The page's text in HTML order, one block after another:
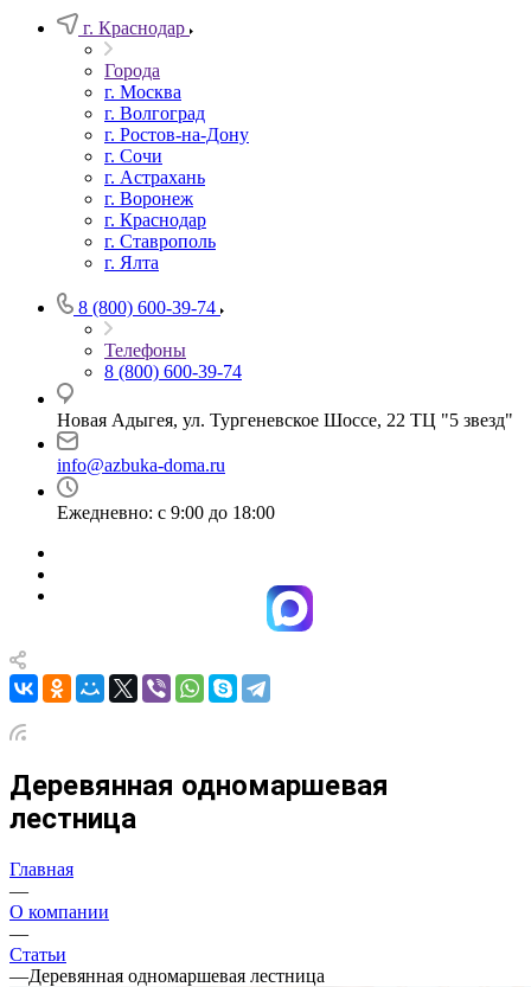
г. Краснодар
Города
г. Москва
г. Волгоград
г. Ростов-на-Дону
г. Сочи
г. Астрахань
г. Воронеж
г. Краснодар
г. Ставрополь
г. Ялта
8 (800) 600-39-74
Телефоны
8 (800) 600-39-74
Новая Адыгея, ул. Тургеневское Шоссе, 22 ТЦ "5 звезд"
info@azbuka-doma.ru
Ежедневно: с 9:00 до 18:00
Деревянная одномаршевая
лестница
Главная
—
О компании
—
Статьи
—Деревянная одномаршевая лестница